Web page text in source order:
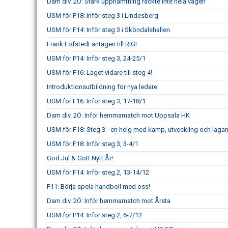
USM för P18: Inför steg 3 i Lindesberg
USM för F14: Inför steg 3 i Sköndalshallen
Frank Löfstedt antagen till RIG!
USM för P14: Inför steg 3, 24-25/1
USM för F16: Laget vidare till steg 4!
Introduktionsutbildning för nya ledare
USM för F16: Inför steg 3, 17-18/1
Dam div. 2Ö: Inför hemmamatch mot Uppsala HK
USM för F18: Steg 3 - en helg med kamp, utveckling och
USM för F18: Inför steg 3, 3-4/1
God Jul & Gott Nytt År!
USM för F14: Inför steg 2, 13-14/12
P11: Börja spela handboll med oss!
Dam div. 2Ö: Inför hemmamatch mot Årsta
USM för P14: Inför steg 2, 6-7/12